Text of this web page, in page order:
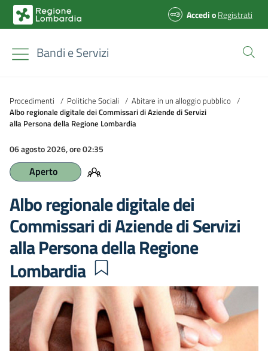
AccedioRegistrati
Bandi e Servizi
Procedimenti / Politiche Sociali / Abitare in un alloggio pubblico /
Albo regionale digitale dei Commissari di Aziende di Servizi
alla Persona della Regione Lombardia
06 agosto 2026, ore 02:35
Aperto
Albo regionale digitale dei
Commissari di Aziende di Servizi
alla Persona della Regione
Lombardia